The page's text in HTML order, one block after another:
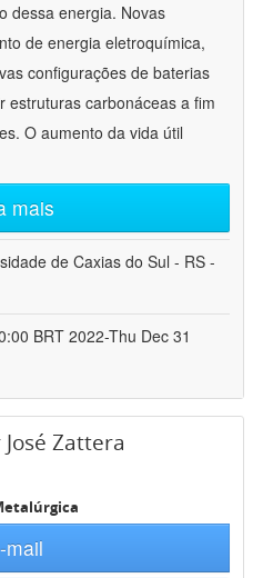
dessa energia. Novas
de energia eletroquímica,
configurações de baterias
estruturas carbonáceas a fim
O aumento da vida útil
mais
de Caxias do Sul - RS -
BRT 2022-Thu Dec 31
Zattera
mail